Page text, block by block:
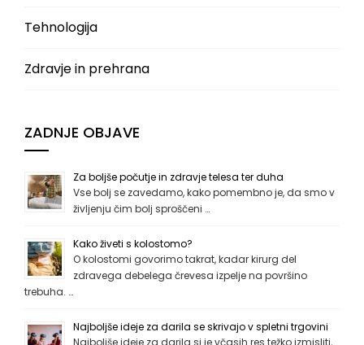
Tehnologija
Zdravje in prehrana
ZADNJE OBJAVE
Za boljše počutje in zdravje telesa ter duha
Vse bolj se zavedamo, kako pomembno je, da smo v
življenju čim bolj sproščeni …
Kako živeti s kolostomo?
O kolostomi govorimo takrat, kadar kirurg del
zdravega debelega črevesa izpelje na površino
trebuha. …
Najboljše ideje za darila se skrivajo v spletni trgovini
Najboljše ideje za darila si je včasih res težko izmisliti,